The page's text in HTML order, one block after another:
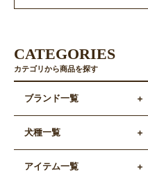
CATEGORIES
カテゴリから商品を探す
ブランド一覧
犬種一覧
アイテム一覧